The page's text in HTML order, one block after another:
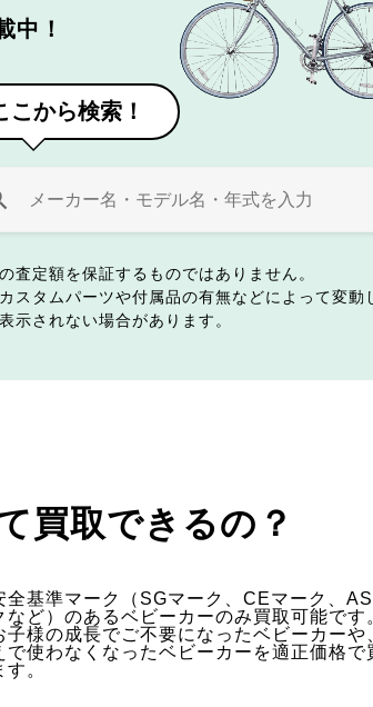
中！
こから検索！
査定額を保証するものではありません。
スタムパーツや付属品の有無などによって変動
示されない場合があります。
買取できるの？
全基準マーク（SGマーク、CEマーク、
など）のあるベビーカーのみ買取可能です
子様の成長でご不要になったベビーカーや
で使わなくなったベビーカーを適正価格で
す。